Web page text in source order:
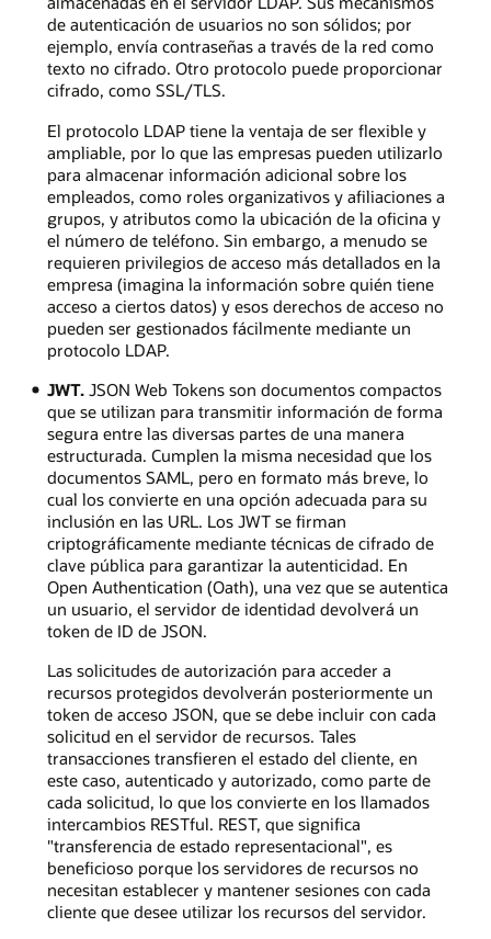
de autenticación de usuarios no son sólidos; por
ejemplo, envía contraseñas a través de la red como
texto no cifrado. Otro protocolo puede proporcionar
cifrado, como SSL/TLS.
El protocolo LDAP tiene la ventaja de ser flexible y
ampliable, por lo que las empresas pueden utilizarlo
para almacenar información adicional sobre los
empleados, como roles organizativos y afiliaciones a
grupos, y atributos como la ubicación de la oficina y
el número de teléfono. Sin embargo, a menudo se
requieren privilegios de acceso más detallados en la
empresa (imagina la información sobre quién tiene
acceso a ciertos datos) y esos derechos de acceso no
pueden ser gestionados fácilmente mediante un
protocolo LDAP.
JWT.JSON Web Tokens son documentos compactos
que se utilizan para transmitir información de forma
segura entre las diversas partes de una manera
estructurada. Cumplen la misma necesidad que los
documentos SAML, pero en formato más breve, lo
cual los convierte en una opción adecuada para su
inclusión en las URL. Los JWT se firman
criptográficamente mediante técnicas de cifrado de
clave pública para garantizar la autenticidad. En
Open Authentication (Oath), una vez que se autentica
un usuario, el servidor de identidad devolverá un
token de ID de JSON.
Las solicitudes de autorización para acceder a
recursos protegidos devolverán posteriormente un
token de acceso JSON, que se debe incluir con cada
solicitud en el servidor de recursos. Tales
transacciones transfieren el estado del cliente, en
este caso, autenticado y autorizado, como parte de
cada solicitud, lo que los convierte en los llamados
intercambios RESTful. REST, que significa
"transferencia de estado representacional", es
beneficioso porque los servidores de recursos no
necesitan establecer y mantener sesiones con cada
cliente que desee utilizar los recursos del servidor.